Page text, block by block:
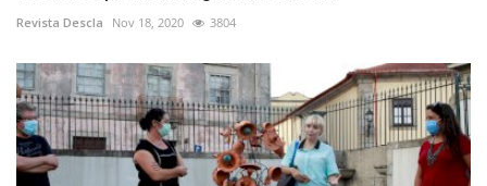
Revista Descla Nov 18, 2020 3804